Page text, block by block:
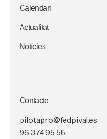
Calendari
Actualitat
Notícies
Contacte
pilotapro@fedpival.es
96 374 95 58